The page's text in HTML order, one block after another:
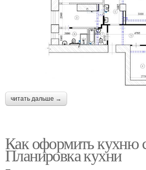
читать дальше →
Как оформить кухню
Планировка кухни